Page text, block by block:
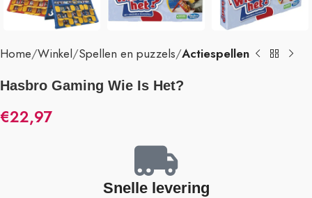
Home Winkel Spellen en puzzels Actiespellen
Hasbro Gaming Wie Is Het?
€22,97
Snelle levering